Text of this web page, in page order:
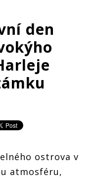
den
ostrova v
atmosféru,